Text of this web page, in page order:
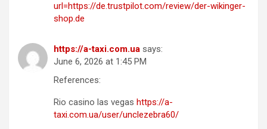
url=https://de.trustpilot.com/review/der-wikinger-
shop.de
https://a-taxi.com.ua says:
June 6, 2026 at 1:45 PM
References:
Rio casino las vegas https://a-
taxi.com.ua/user/unclezebra60/